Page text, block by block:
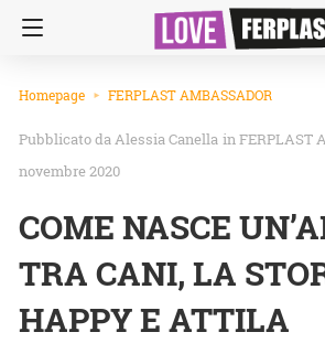
Homepage FERPLAST AMBASSADOR
Alessia Canella inFERPLAST
novembre 2020
COME NASCE
TRA CANI, LA
HAPPY E ATTILA